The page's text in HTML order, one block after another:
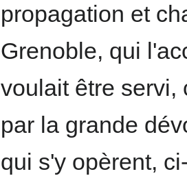
propagation et
Grenoble, qui
voulait être servi,
par la grande
qui s'y opèrent,